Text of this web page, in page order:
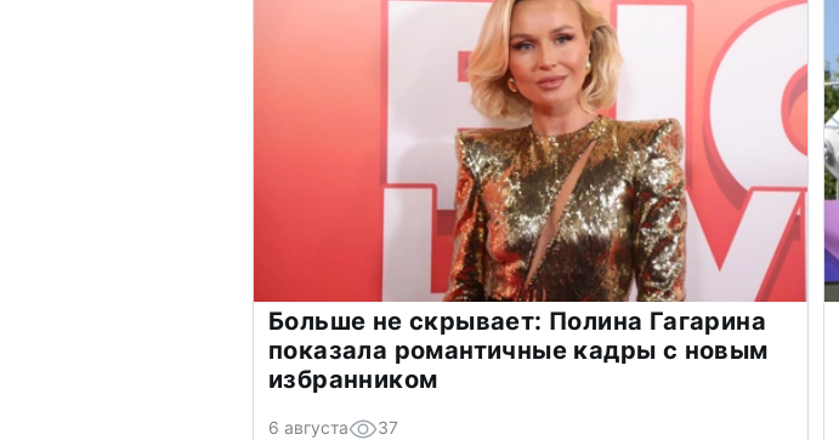
Больше не скрывает: Полина Гагарина
показала романтичные кадры с новым
избранником
6 августа 37